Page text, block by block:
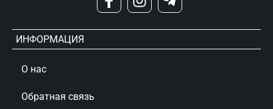
ИНФОРМАЦИЯ
О нас
Обратная связь